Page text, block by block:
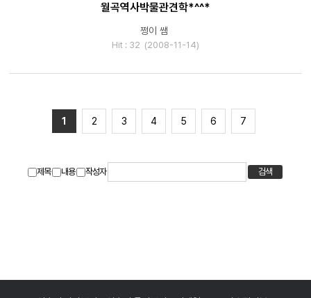
월곡역사박물관견학*^^*
쩡이 쌤
Hit : 32 (2008-11-14)
1 2 3 4 5 6 7
제목 내용 작성자 검색